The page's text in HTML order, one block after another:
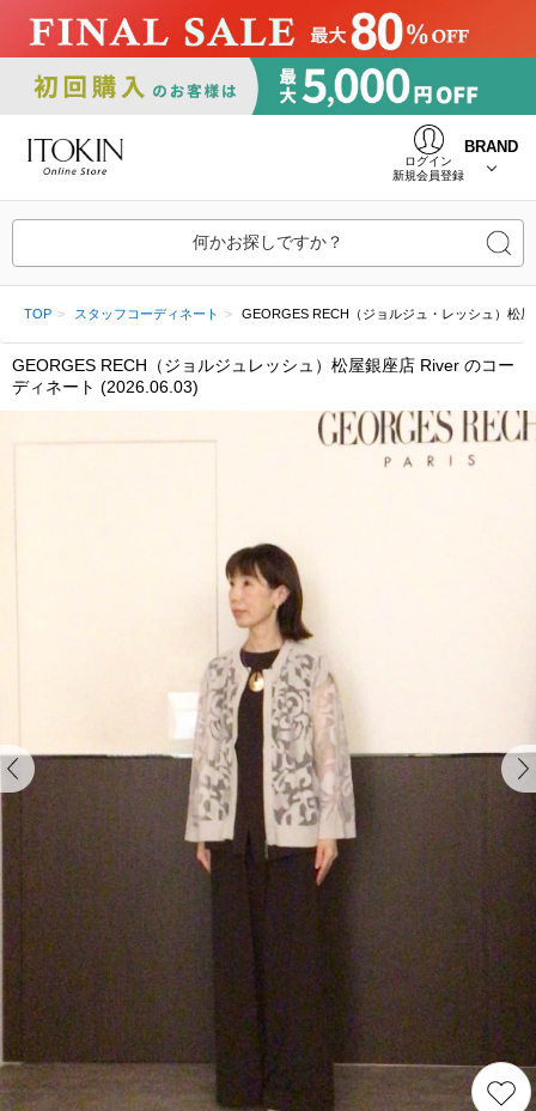
ログイン
新規会員登録
BRAND
何かお探しですか？
TOP スタッフコーディネート GEORGES RECH（ジョルジュ・レッシュ）松
GEORGES RECH（ジョルジュレッシュ）松屋銀座店 River のコー
ディネート (2026.06.03)